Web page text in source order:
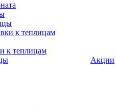
к теплицам
к теплицам
Акции